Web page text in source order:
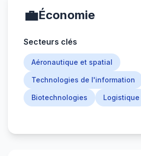
💼Économie
Secteurs clés
Aéronautique et spatial
Technologies de l'information
Biotechnologies Logistique